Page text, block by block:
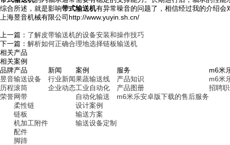
综合所述，就是影响带式输送机有异常噪音的问题了，相信经过我的介绍会
上海昱音机械有限公司http://www.yuyin.sh.cn/
上一篇： 了解皮带输送机的设备安装和操作技巧
下一篇： 解析如何正确合理地选择链板输送机
相关产品
相关案例
品牌
昱音
历程
荣誉
产品
输送设备
滚筒
网带
柔性链
链板
机加工附件
配件
脚蹄
新闻
行业新闻
企业动态
案例
果蔬输送线
工业自动化
自动化输送
设计案例
输送方案
输送设备定制
服务
产品知识
产品图册
m6米乐安卓版下载的售后服务
m6米
m6米
招聘